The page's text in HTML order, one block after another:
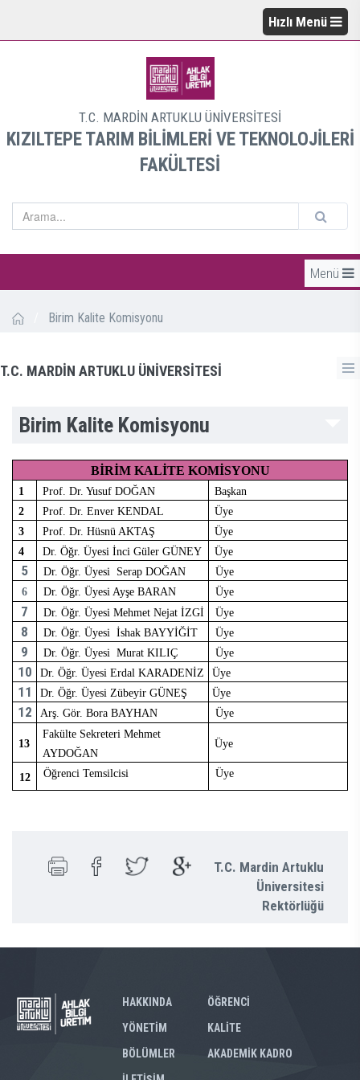
Hızlı Menü
T.C. MARDİN ARTUKLU ÜNİVERSİTESİ
KIZILTEPE TARIM BİLİMLERİ VE TEKNOLOJİLERİ
FAKÜLTESİ
Menü
Birim Kalite Komisyonu
T.C. MARDİN ARTUKLU ÜNİVERSİTESİ
Birim Kalite Komisyonu
BİRİM KALİTE KOMİSYONU
1 Prof. Dr. Yusuf DOĞAN
Başkan
2
Prof. Dr. Enver KENDAL
Üye
3
Prof. Dr. Hüsnü AKTAŞ
Üye
4
Dr. Öğr. Üyesi İnci Güler GÜNEY Üye
5 Dr. Öğr. Üyesi Serap DOĞAN
Üye
6
Dr. Öğr. Üyesi Ayşe BARAN Üye
7 Dr. Öğr. Üyesi Mehmet Nejat İZGİ Üye
8 Dr. Öğr. Üyesi İshak BAYYİĞİT Üye
9 Dr. Öğr. Üyesi Murat KILIÇ Üye
10 Dr. Öğr. Üyesi Erdal KARADENİZ Üye
11 Dr. Öğr. Üyesi Zübeyir GÜNEŞ Üye
12 Arş. Gör. Bora BAYHAN Üye
13
Fakülte Sekreteri Mehmet
AYDOĞAN
Üye
12 Öğrenci Temsilcisi Üye
T.C. Mardin Artuklu
Üniversitesi
Rektörlüğü
HAKKINDA
YÖNETİM
BÖLÜMLER
ÖĞRENCİ
KALİTE
AKADEMİK KADRO